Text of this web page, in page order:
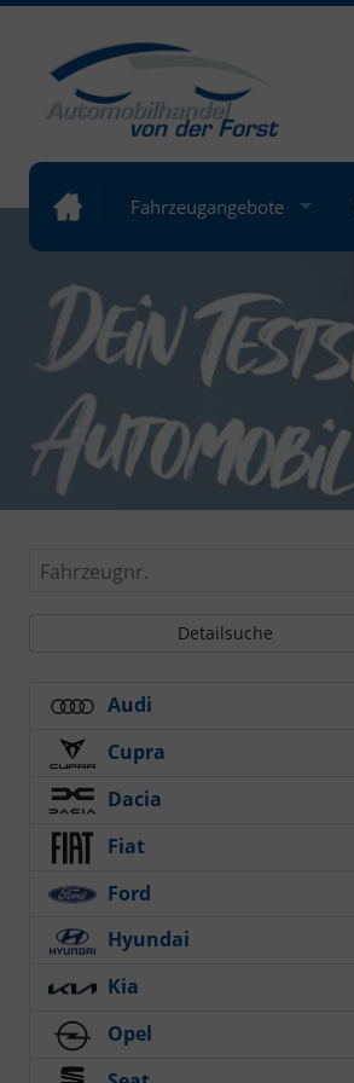
Fahrzeugangebote
Fahrzeugnr.
Detailsuche
Audi
Cupra
Dacia
Fiat
Ford
Hyundai
Kia
Opel